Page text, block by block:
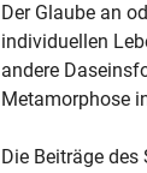
Der Glaube an
individuellen
andere
Metamorphose
Die Beiträge